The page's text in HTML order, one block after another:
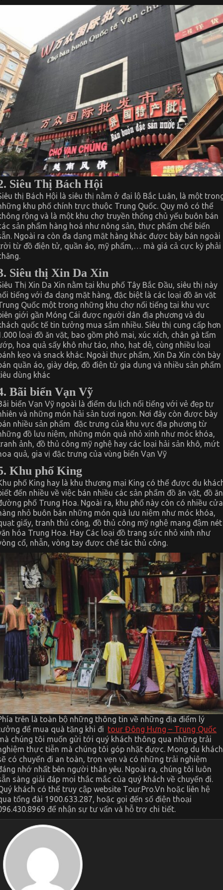
Siêu Thị Bách Hội
thị Bách Hội là siêu thị nằm ở đại lộ Bắc Luân, là một
khu phố chính trực thuộc Trung Quốc. Quy mô có thể
rộng và là một khu chợ truyền thống chủ yếu buôn bán
sản phẩm hàng hoá như nông sản, thực phẩm chế biến
Ngoài ra còn đa dạng mặt hàng khác được bày bán ngoài
từ đồ điện tử, quần áo, mỹ phẩm,… mà giá cả cực kỳ phải
Siêu thị Xin Da Xin
Thị Xin Da Xin nằm tại khu phố Tây Bắc Đầu, siêu thị này
tiếng với đa dạng mặt hàng, đặc biệt là các loại đồ ăn vặt
Quốc một trong những khu chợ nổi tiếng tại khu vực
giới gần Móng Cái được người dân địa phương và du
quốc tế tin tưởng mua sắm nhiều. Siêu thị cung cấp hơn
loại đồ ăn vặt, bao gồm phô mai, xúc xích, chân gà tẩm
hoa quả sấy khô như táo, nho, hạt dẻ, cùng nhiều loại
kẹo và snack khác. Ngoài thực phẩm, Xin Da Xin còn bày
quần áo, giày dép, đồ điện tử gia dụng và nhiều sản phẩm
dùng khác
Bãi biển Vạn Vỹ
biển Vạn Vỹ ngoài là điểm du lịch nổi tiếng với vẻ đẹp tự
và những món hải sản tươi ngon. Nơi đây còn được bày
nhiều sản phẩm đặc trưng của khu vực địa phương từ
đồ lưu niệm, những món quà nhỏ xinh như móc khóa,
ảnh, đồ thủ công mỹ nghệ hay các loại hải sản khô, mứt
quả, gia vị đặc trưng của vùng biển Vạn Vỹ
Khu phố King
phố King hay là khu thương mại King có thể được du
đến nhiều về việc bán nhiều các sản phẩm đồ ăn vặt, đồ ăn
phố Trung Hoa. Ngoài ra, khu phố này còn có nhiều cửa
nhỏ buôn bán những món quà lưu niệm như móc khóa,
giấy, tranh thủ công, đồ thủ công mỹ nghệ mang đậm nét
hóa Trung Hoa. Hay Các loại đồ trang sức nhỏ xinh như
cổ, nhẫn, vòng tay được chế tác thủ công.
trên là toàn bộ những thông tin về những địa điểm lý
để mua quà tặng khi đi tour Đông Hưng – Trung Quốc
chúng tôi muốn gửi tới quý khách thông qua những trải
thực tiễn mà chúng tôi góp nhặt được. Mong du khách
có chuyến đi an toàn, trọn vẹn và có những trải nghiệm
nhớ nhất bên người thân yêu. Ngoài ra, chúng tôi luôn
sàng giải đáp mọi thắc mắc của quý khách về chuyến đi.
khách có thể truy cập website Tour.Pro.Vn hoặc liên hệ
tổng đài 1900.633.287, hoặc gọi đến số điện thoại
để nhận sự tư vấn và hỗ trợ chi tiết.